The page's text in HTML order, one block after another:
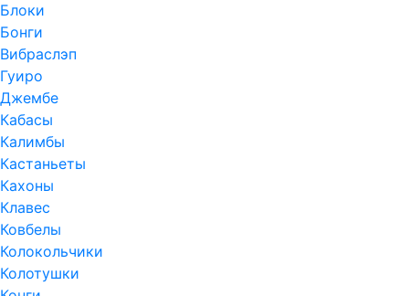
Блоки
Бонги
Вибраслэп
Гуиро
Джембе
Кабасы
Калимбы
Кастаньеты
Кахоны
Клавес
Ковбелы
Колокольчики
Колотушки